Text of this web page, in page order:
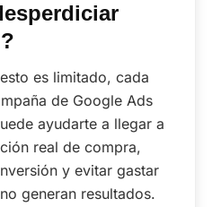
es limitado, cada
de Google Ads
ayudarte a llegar a
real de compra,
y evitar gastar
generan resultados.